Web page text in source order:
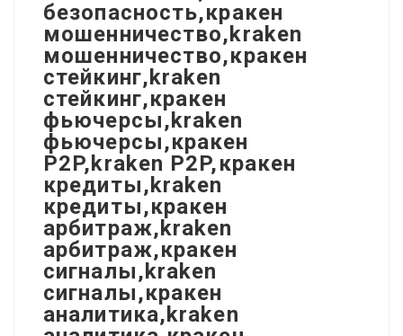
безопасность,кракен
мошенничество,kraken
мошенничество,кракен
стейкинг,kraken
стейкинг,кракен
фьючерсы,kraken
фьючерсы,кракен
P2P,kraken P2P,кракен
кредиты,kraken
кредиты,кракен
арбитраж,kraken
арбитраж,кракен
сигналы,kraken
сигналы,кракен
аналитика,kraken